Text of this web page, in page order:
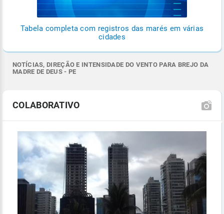
Tabela completa com registros das marés em várias
cidades
NOTÍCIAS, DIREÇÃO E INTENSIDADE DO VENTO PARA BREJO DA
MADRE DE DEUS - PE
COLABORATIVO